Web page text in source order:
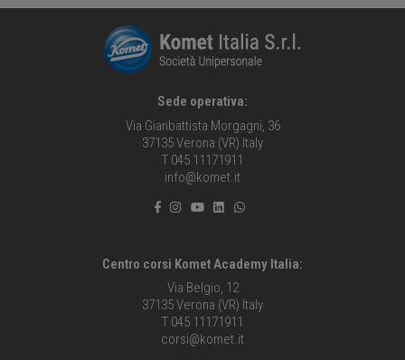
Sede operativa:
Via Gianbattista Morgagni, 36
37135 Verona (VR) Italy
T 045 11171911
info@komet.it
Centro corsi Komet Academy Italia:
Via Belgio, 12
37135 Verona (VR) Italy
T 045 11171911
corsi@komet.it